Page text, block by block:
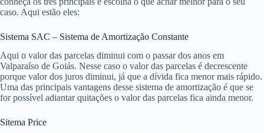
caso. Aqui estão eles:
Sistema SAC – Sistema de Amortização Constante
Aqui o valor das parcelas diminui com o passar dos anos em
Valparaíso de Goiás. Nesse caso o valor das parcelas é decrescente
porque valor dos juros diminui, já que a dívida fica menor mais rápido.
Uma das principais vantagens desse sistema de amortização é que se
for possível adiantar quitações o valor das parcelas fica ainda menor.
Sitema Price